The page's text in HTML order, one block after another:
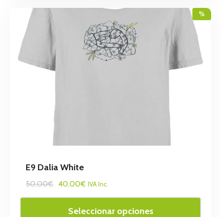
%
E9 Dalia White
50,00€ 40,00€ IVA Inc.
Seleccionar opciones